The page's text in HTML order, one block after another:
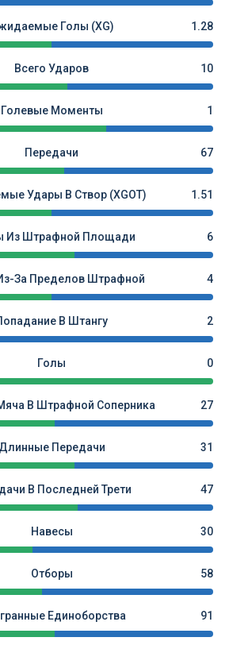
Голы (xG) 1.28
Всего Ударов 10
Голевые Моменты 1
Передачи 67
Удары В Створ (xGOT) 1.51
Из Штрафной Площади 6
За Пределов Штрафной 4
В Штангу 2
Голы 0
В Штрафной Соперника 27
Длинные Передачи 31
В Последней Трети 47
Навесы 30
Отборы 58
Единоборства 91